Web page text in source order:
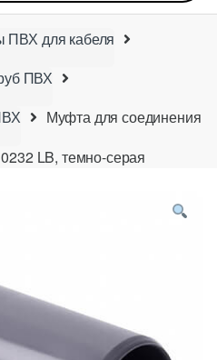
ПВХ для кабеля
ПВХ
Муфта для соединения
LB, темно-серая